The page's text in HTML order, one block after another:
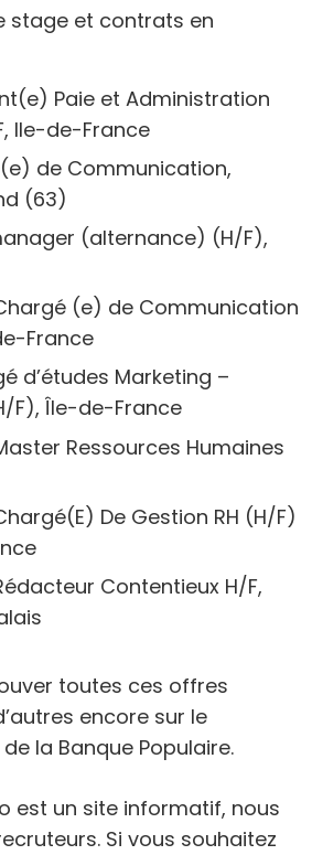
stage et contrats en
Paie et Administration
Ile-de-France
de Communication,
(63)
(alternance) (H/F),
(e) de Communication
France
d’études Marketing –
F), Île-de-France
Ressources Humaines
De Gestion RH (H/F)
Contentieux H/F,
toutes ces offres
encore sur le
de la Banque Populaire.
est un site informatif, nous
Si vous souhaitez